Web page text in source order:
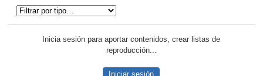
Inicia sesión para aportar contenidos, crear listas de
reproducción...
Iniciar sesión